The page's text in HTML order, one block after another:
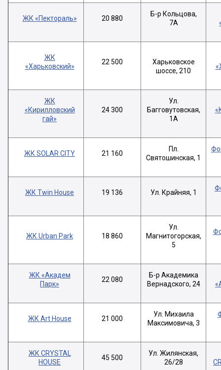
ЖК «Пектораль» 20 880
Б-р Кольцова,
7А
ЖК
«Харьковский»
22 500
Харьковское
шоссе, 210
ЖК
«Кирилловский
гай»
24 300
Ул.
Багговутовская,
1А
ЖК SOLAR CITY 21 160
Пл.
Святошинская, 1
ЖК Twin House 19 136 Ул. Крайняя, 1
ЖК Urban Park 18 860
Ул.
Магнитогорская,
5
ЖК «Академ
Парк»
22 080
Б-р Академика
Вернадского, 24
ЖК Art House 21 000
Ул. Михаила
Максимовича, 3
ЖК CRYSTAL
HOUSE
45 500
Ул. Жилянская,
26/28